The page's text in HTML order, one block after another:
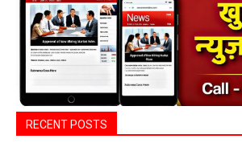
RECENT POSTS